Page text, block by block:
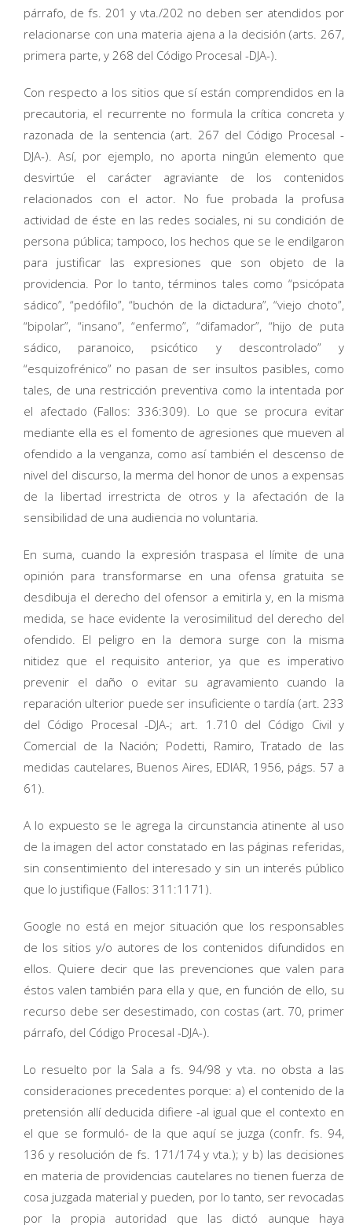
párrafo, de fs. 201 y vta./202 no deben ser atendidos por
relacionarse con una materia ajena a la decisión (arts. 267,
primera parte, y 268 del Código Procesal -DJA-).
Con respecto a los sitios que sí están comprendidos en la
precautoria, el recurrente no formula la crítica concreta y
razonada de la sentencia (art. 267 del Código Procesal -
DJA-). Así, por ejemplo, no aporta ningún elemento que
desvirtúe el carácter agraviante de los contenidos
relacionados con el actor. No fue probada la profusa
actividad de éste en las redes sociales, ni su condición de
persona pública; tampoco, los hechos que se le endilgaron
para justificar las expresiones que son objeto de la
providencia. Por lo tanto, términos tales como “psicópata
sádico”, “pedófilo”, “buchón de la dictadura”, “viejo choto”,
“bipolar”, “insano”, “enfermo”, “difamador”, “hijo de puta
sádico, paranoico, psicótico y descontrolado” y
“esquizofrénico” no pasan de ser insultos pasibles, como
tales, de una restricción preventiva como la intentada por
el afectado (Fallos: 336:309). Lo que se procura evitar
mediante ella es el fomento de agresiones que mueven al
ofendido a la venganza, como así también el descenso de
nivel del discurso, la merma del honor de unos a expensas
de la libertad irrestricta de otros y la afectación de la
sensibilidad de una audiencia no voluntaria.
En suma, cuando la expresión traspasa el límite de una
opinión para transformarse en una ofensa gratuita se
desdibuja el derecho del ofensor a emitirla y, en la misma
medida, se hace evidente la verosimilitud del derecho del
ofendido. El peligro en la demora surge con la misma
nitidez que el requisito anterior, ya que es imperativo
prevenir el daño o evitar su agravamiento cuando la
reparación ulterior puede ser insuficiente o tardía (art. 233
del Código Procesal -DJA-; art. 1.710 del Código Civil y
Comercial de la Nación; Podetti, Ramiro, Tratado de las
medidas cautelares, Buenos Aires, EDIAR, 1956, págs. 57 a
61).
A lo expuesto se le agrega la circunstancia atinente al uso
de la imagen del actor constatado en las páginas referidas,
sin consentimiento del interesado y sin un interés público
que lo justifique (Fallos: 311:1171).
Google no está en mejor situación que los responsables
de los sitios y/o autores de los contenidos difundidos en
ellos. Quiere decir que las prevenciones que valen para
éstos valen también para ella y que, en función de ello, su
recurso debe ser desestimado, con costas (art. 70, primer
párrafo, del Código Procesal -DJA-).
Lo resuelto por la Sala a fs. 94/98 y vta. no obsta a las
consideraciones precedentes porque: a) el contenido de la
pretensión allí deducida difiere -al igual que el contexto en
el que se formuló- de la que aquí se juzga (confr. fs. 94,
136 y resolución de fs. 171/174 y vta.); y b) las decisiones
en materia de providencias cautelares no tienen fuerza de
cosa juzgada material y pueden, por lo tanto, ser revocadas
por la propia autoridad que las dictó aunque haya